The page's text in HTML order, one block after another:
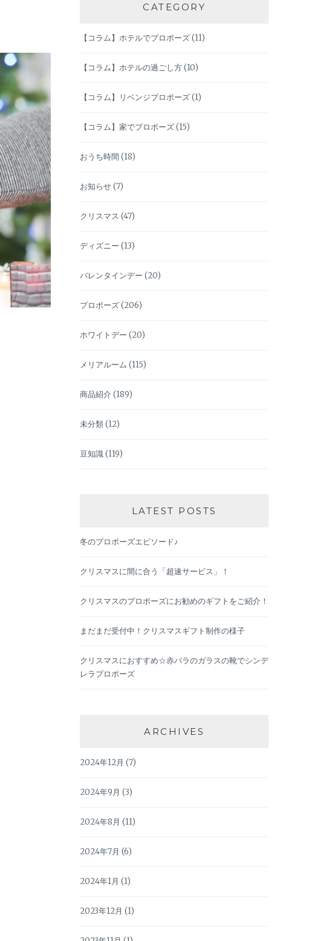
CATEGORY
【コラム】ホテルでプロポーズ(11)
【コラム】ホテルの過ごし方(10)
【コラム】リベンジプロポーズ(1)
【コラム】家でプロポーズ(15)
おうち時間 (18)
お知らせ(7)
クリスマス (47)
ディズニー (13)
バレンタインデー (20)
プロポーズ(206)
ホワイトデー (20)
メリアルーム (115)
商品紹介 (189)
未分類(12)
豆知識(119)
LATEST POSTS
冬のプロポーズエピソード♪
クリスマスに間に合う「超速サービス」！
クリスマスのプロポーズにお勧めのギフトをご紹介！
まだまだ受付中！クリスマスギフト制作の様子
クリスマスにおすすめ☆赤バラのガラスの靴でシンデ
レラプロポーズ
ARCHIVES
2024年12月 (7)
2024年9月 (3)
2024年8月 (11)
2024年7月 (6)
2024年1月 (1)
2023年12月 (1)